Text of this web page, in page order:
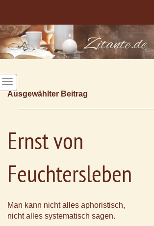
Ausgewählter Beitrag
Ernst von
Feuchtersleben
Man kann nicht alles aphoristisch,
nicht alles systematisch sagen.